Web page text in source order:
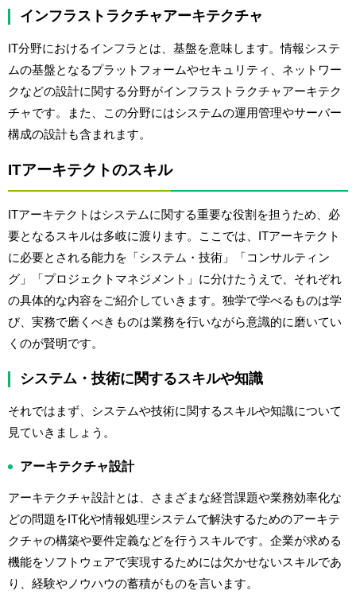
インフラストラクチャアーキテクチャ
IT分野におけるインフラとは、基盤を意味します。情報システ
ムの基盤となるプラットフォームやセキュリティ、ネットワー
クなどの設計に関する分野がインフラストラクチャアーキテク
チャです。また、この分野にはシステムの運用管理やサーバー
構成の設計も含まれます。
ITアーキテクトのスキル
ITアーキテクトはシステムに関する重要な役割を担うため、必
要となるスキルは多岐に渡ります。ここでは、ITアーキテクト
に必要とされる能力を「システム・技術」「コンサルティン
グ」「プロジェクトマネジメント」に分けたうえで、それぞれ
の具体的な内容をご紹介していきます。独学で学べるものは学
び、実務で磨くべきものは業務を行いながら意識的に磨いてい
くのが賢明です。
システム・技術に関するスキルや知識
それではまず、システムや技術に関するスキルや知識について
見ていきましょう。
アーキテクチャ設計
アーキテクチャ設計とは、さまざまな経営課題や業務効率化な
どの問題をIT化や情報処理システムで解決するためのアーキテ
クチャの構築や要件定義などを行うスキルです。企業が求める
機能をソフトウェアで実現するためには欠かせないスキルであ
り、経験やノウハウの蓄積がものを言います。